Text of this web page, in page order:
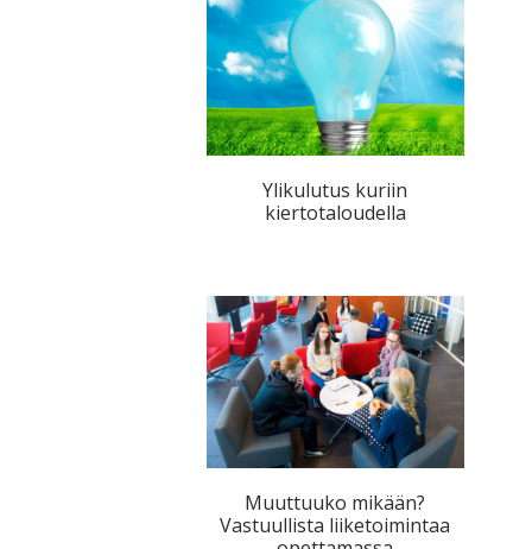
Ylikulutus kuriin
kiertotaloudella
Muuttuuko mikään?
Vastuullista liiketoimintaa